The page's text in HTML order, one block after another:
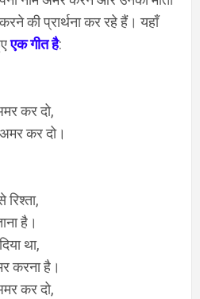
की प्रार्थना कर रहे हैं। यहाँ
एक गीत है:
कर दो,
कर दो।
रिश्ता,
है।
था,
करना है।
कर दो,